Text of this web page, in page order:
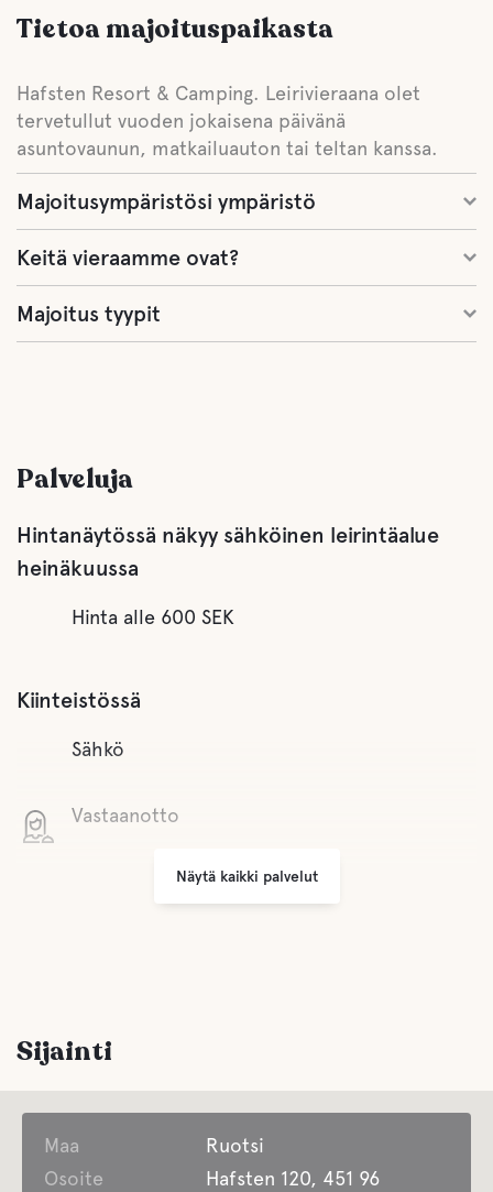
Tietoa majoituspaikasta
Hafsten Resort & Camping. Leirivieraana olet
tervetullut vuoden jokaisena päivänä
asuntovaunun, matkailuauton tai teltan kanssa.
Majoitusympäristösi ympäristö
Keitä vieraamme ovat?
Majoitus tyypit
Palveluja
Hintanäytössä näkyy sähköinen leirintäalue
heinäkuussa
Hinta alle 600 SEK
Kiinteistössä
Sähkö
Vastaanotto
Pesula
Näytä kaikki palvelut
Sijainti
Maa
Ruotsi
Osoite
Hafsten 120, 451 96